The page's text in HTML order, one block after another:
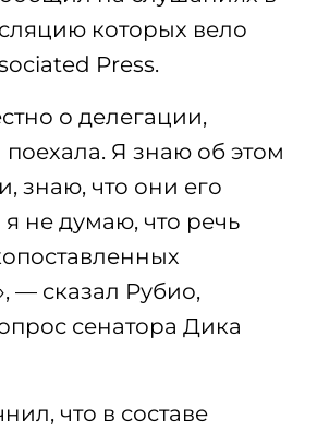
которых вело
Press.
о делегации,
поехала. Я знаю об этом
знаю, что они его
я не думаю, что речь
— сказал Рубио,
сенатора Дика
что в составе